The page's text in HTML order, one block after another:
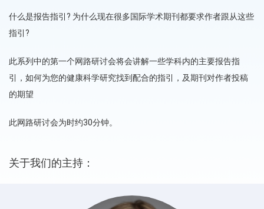
什么是报告指引? 为什么现在很多国际学术期刊都要求作者跟从这些
指引?
此系列中的第一个网路研讨会将会讲解一些学科内的主要报告指
引，如何为您的健康科学研究找到配合的指引，及期刊对作者投稿
的期望
此网路研讨会为时约30分钟。
关于我们的主持：